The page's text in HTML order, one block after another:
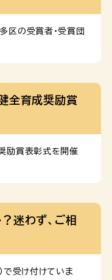
区の受賞者・受賞団
全育成奨励賞
励賞表彰式を開催
迷わず、ご相
受け付けていま